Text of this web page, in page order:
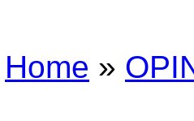
Home »